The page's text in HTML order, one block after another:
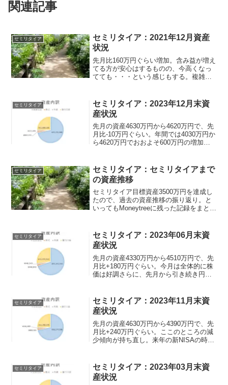
関連記事
セミリタイア
セミリタイア：2021年12月資産
状況
先月比160万円ぐらい増加。含み益が増え
てる方が安心はするものの、今高くなっ
てても・・・という感じもする。複雑な
円 だいたい金融商品が2880万、銀行口
座が940万...
セミリタイア
セミリタイア：2023年12月末資
産状況
先月の資産4630万円から4620万円で、先
月比-10万円ぐらい。年間では4030万円か
ら4620万円でおおよそ600万円の増加。
セミリタイア
セミリタイア：セミリタイアまで
の資産推移
セミリタイア目標資産3500万円を達成し
たので、過去の資産推移の振り返り。と
いってもMoneytreeに残った記録をまとめ
セミリタイア
セミリタイア：2023年06月末資
産状況
先月の資産4330万円から4510万円で、先
月比+180万円ぐらい。今月は全体的に株
価は好調さらに、先月から引き続き円安
4510万円 だいたい金融商品が3240万、
銀行口...
セミリタイア
セミリタイア：2023年11月末資
産状況
先月の資産4630万円から4390万円で、先
月比+240万円ぐらい。ここのところの減
少傾向が持ち直し。来年の新NISAの時に
セミリタイア
セミリタイア：2023年03月末資
産状況